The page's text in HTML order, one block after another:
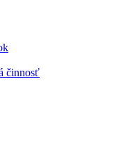
činnosť